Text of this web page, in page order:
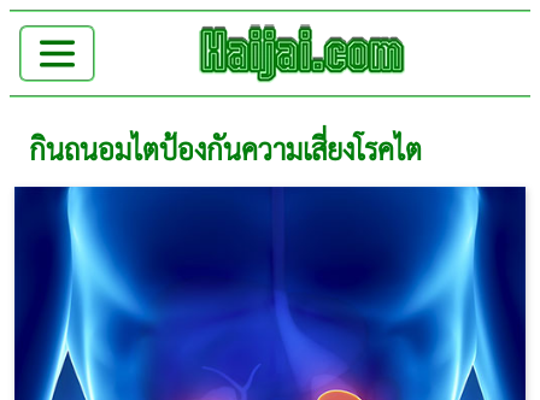
กินถนอมไตป้องกันความเสี่ยงโรคไต